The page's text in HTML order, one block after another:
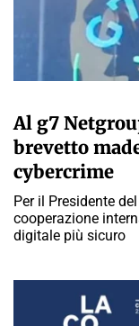
Al g7
brevetto
cybercrime
Per il Presidente
cooperazione
digitale più sicuro